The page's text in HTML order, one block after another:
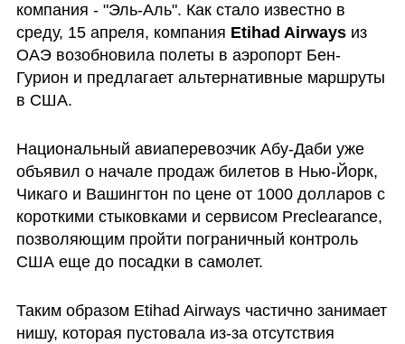
компания - "Эль-Аль". Как стало известно в
среду, 15 апреля, компания Etihad Airways из
ОАЭ возобновила полеты в аэропорт Бен-
Гурион и предлагает альтернативные маршруты
в США.
Национальный авиаперевозчик Абу-Даби уже
объявил о начале продаж билетов в Нью-Йорк,
Чикаго и Вашингтон по цене от 1000 долларов с
короткими стыковками и сервисом Preclearance,
позволяющим пройти пограничный контроль
США еще до посадки в самолет.
Таким образом Etihad Airways частично занимает
нишу, которая пустовала из-за отсутствия